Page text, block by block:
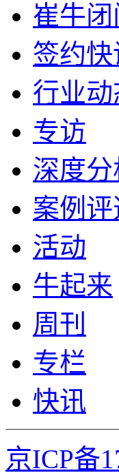
崔牛
签约快
行业动
专访
深度分
案例评
活动
牛起来
周刊
专栏
快讯
京ICP备